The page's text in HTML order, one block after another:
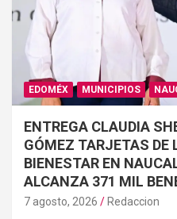
EDOMÉX MUNICIPIOS
ENTREGA CLAUDIA
GÓMEZ TARJETAS DE
BIENESTAR EN
ALCANZA 371 MIL
7 agosto, 2026 Redaccion